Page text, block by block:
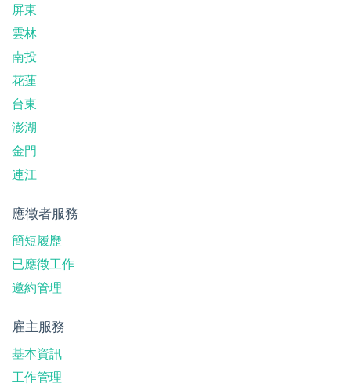
屏東
雲林
南投
花蓮
台東
澎湖
金門
連江
應徵者服務
簡短履歷
已應徵工作
邀約管理
雇主服務
基本資訊
工作管理